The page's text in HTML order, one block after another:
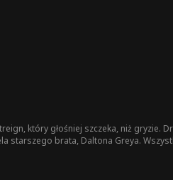
który głośniej szczeka, niż gryzie.
brata, Daltona Greya.